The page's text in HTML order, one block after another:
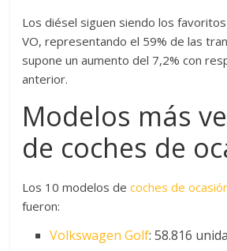
Los diésel siguen siendo los
VO, representando el 59% de las
supone un aumento del 7,2% con
anterior.
Modelos más
de coches de
Los 10 modelos decoches de
fueron:
Volkswagen Golf: 58.816